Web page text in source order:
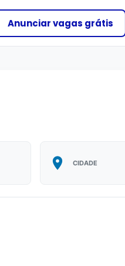
Anunciar vagas grátis
CIDADE